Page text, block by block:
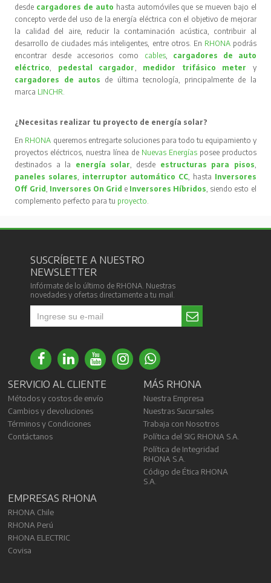
desde cargadores de auto hasta automóviles que se mueven bajo el
concepto verde del uso de la energía eléctrica con el objetivo de mejorar
la calidad del aire, reducir la contaminación acústica, contribuir al
desarrollo de ciudades más inteligentes, entre otros. En RHONA podrás
encontrar desde accesorios como cables, cargadores de auto
eléctrico
pedestal cargador medidor trifásico meter
y
cargadores de autos de última tecnología, principalmente de la
marca LINCHR
¿Necesitas realizar tu proyecto de energía solar?
En RHONA queremos entregarte soluciones para todo tu equipamiento y
proyectos eléctricos, nuestra línea de Nuevas Energíasposee productos
destinados a la energía solar , desde estructuras para pisos
paneles solares
interruptor automático CC, hasta Inversores
Off Grid Inversores On Grid e Inversores Híbridos , siendo esto el
complemento perfecto para tu proyecto
SUSCRÍBETE A NUESTRO
NEWSLETTER
Infórmate de lo último de RHONA. Nuestras
novedades y ofertas directamente a tu mail.
SERVICIO AL CLIENTE
Métodos y costos de envío
Cambios y devoluciones
Términos y Condiciones
Contáctanos
MÁS RHONA
Nuestra Empresa
Nuestras Sucursales
Trabaja con Nosotros
Política del SIG RHONA S.A.
Política de Integridad
RHONA S.A.
Código de Ética RHONA
S.A.
EMPRESAS RHONA
RHONA Chile
RHONA Perú
RHONA ELECTRIC
Covisa